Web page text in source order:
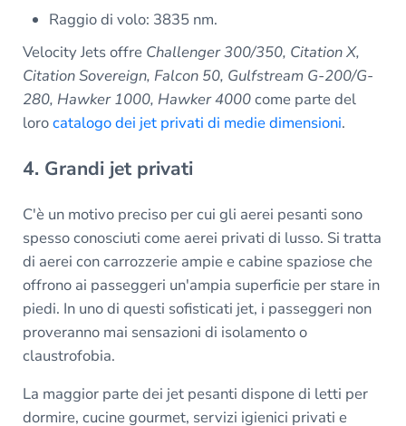
Raggio di volo: 3835 nm.
Velocity Jets offre Challenger 300/350, Citation X,
Citation Sovereign, Falcon 50, Gulfstream G-200/G-
280, Hawker 1000, Hawker 4000come parte del
lorocatalogo dei jet privati di medie dimensioni.
4. Grandi jet privati
C'è un motivo preciso per cui gli aerei pesanti sono
spesso conosciuti come aerei privati di lusso. Si tratta
di aerei con carrozzerie ampie e cabine spaziose che
offrono ai passeggeri un'ampia superficie per stare in
piedi. In uno di questi sofisticati jet, i passeggeri non
proveranno mai sensazioni di isolamento o
claustrofobia.
La maggior parte dei jet pesanti dispone di letti per
dormire, cucine gourmet, servizi igienici privati e